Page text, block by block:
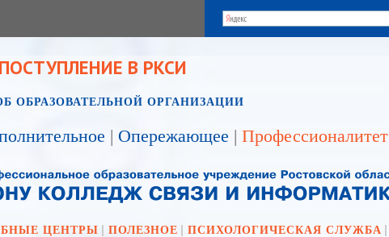
В РКСИ
ОБРАЗОВАТЕЛЬНОЙ ОРГАНИЗАЦИИ
| Опережающее | Профессионалитет
ЦЕНТРЫ ПОЛЕЗНОЕ ПСИХОЛОГИЧЕСКАЯ СЛУЖБА